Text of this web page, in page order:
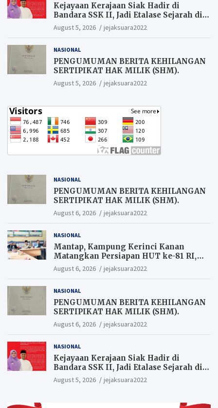
Kejayaan Kerajaan Siak Hadir di
Bandara SSK II, Jadi Etalase Sejarah di
Gerbang Riau
August 5, 2026 jejaksuara2022
NASIONAL
PENGUMUMAN BERITA KEHILANGAN
SERTIPIKAT HAK MILIK (SHM).
August 5, 2026 jejaksuara2022
NASIONAL
PENGUMUMAN BERITA KEHILANGAN
SERTIPIKAT HAK MILIK (SHM).
August 6, 2026 jejaksuara2022
NASIONAL
Mantap, Kampung Kerinci Kanan
Matangkan Persiapan HUT ke-81 RI,
Warga yang ikut Upacara
Berkesempatan Raih Hadiah
August 6, 2026 jejaksuara2022
NASIONAL
PENGUMUMAN BERITA KEHILANGAN
SERTIPIKAT HAK MILIK (SHM).
August 6, 2026 jejaksuara2022
NASIONAL
Kejayaan Kerajaan Siak Hadir di
Bandara SSK II, Jadi Etalase Sejarah di
Gerbang Riau
August 5, 2026 jejaksuara2022